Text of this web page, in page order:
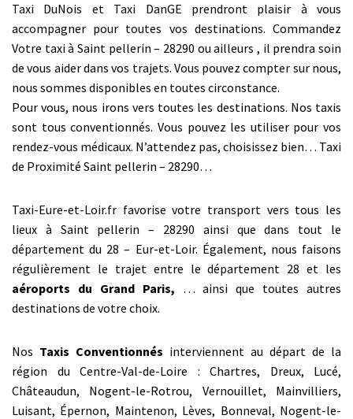
Taxi DuNois et Taxi DanGE prendront plaisir à vous
accompagner pour toutes vos destinations. Commandez
Votre taxi à Saint pellerin – 28290 ou ailleurs , il prendra soin
de vous aider dans vos trajets. Vous pouvez compter sur nous,
nous sommes disponibles en toutes circonstance.
Pour vous, nous irons vers toutes les destinations. Nos taxis
sont tous conventionnés. Vous pouvez les utiliser pour vos
rendez-vous médicaux. N’attendez pas, choisissez bien… Taxi
de Proximité Saint pellerin – 28290…
Taxi-Eure-et-Loir.fr favorise votre transport vers tous les
lieux à Saint pellerin – 28290 ainsi que dans tout le
département du 28 – Eur-et-Loir. Également, nous faisons
régulièrement le trajet entre le département 28 et les
aéroports du Grand Paris, … ainsi que toutes autres
destinations de votre choix.
Nos Taxis Conventionnés interviennent au départ de la
région du Centre-Val-de-Loire : Chartres, Dreux, Lucé,
Châteaudun, Nogent-le-Rotrou, Vernouillet, Mainvilliers,
Luisant, Épernon, Maintenon, Lèves, Bonneval, Nogent-le-